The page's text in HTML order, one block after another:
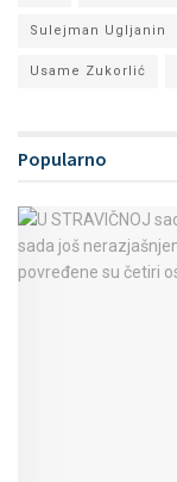
Sulejman Ugljanin
Usame Zukorlić
Popularno